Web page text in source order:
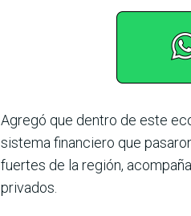
Agregó que dentro de este
sistema financiero que
fuertes de la región,
privados.